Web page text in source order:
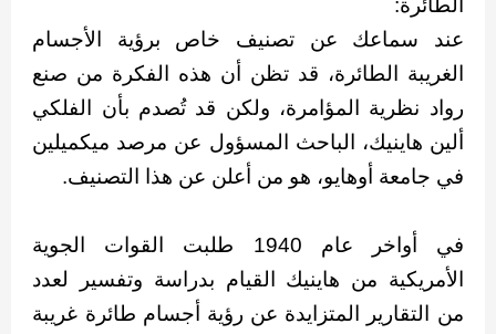
الطائرة:
عند سماعك عن تصنيف خاص برؤية الأجسام
الغريبة الطائرة، قد تظن أن هذه الفكرة من صنع
رواد نظرية المؤامرة، ولكن قد تُصدم بأن الفلكي
ألين هاينيك، الباحث المسؤول عن مرصد ميكميلين
في جامعة أوهايو، هو من أعلن عن هذا التصنيف.
في أواخر عام 1940 طلبت القوات الجوية
الأمريكية من هاينيك القيام بدراسة وتفسير لعدد
من التقارير المتزايدة عن رؤية أجسام طائرة غريبة